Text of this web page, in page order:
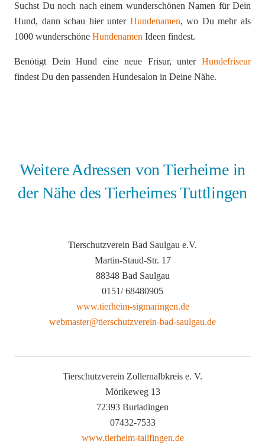
Suchst Du noch nach einem wunderschönen Namen für Dein
Hund, dann schau hier unter Hundenamen, wo Du mehr als
1000 wunderschöne Hundenamen Ideen findest.
Benötigt Dein Hund eine neue Frisur, unter Hundefriseur
findest Du den passenden Hundesalon in Deine Nähe.
Weitere Adressen von Tierheime in
der Nähe des Tierheimes Tuttlingen
Tierschutzverein Bad Saulgau e.V.
Martin-Staud-Str. 17
88348 Bad Saulgau
0151/ 68480905
www.tierheim-sigmaringen.de
webmaster@tierschutzverein-bad-saulgau.de
Tierschutzverein Zollernalbkreis e. V.
Mörikeweg 13
72393 Burladingen
07432-7533
www.tierheim-tailfingen.de